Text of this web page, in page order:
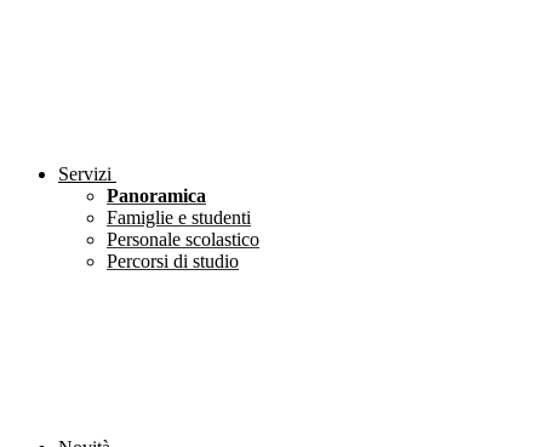
Servizi
Panoramica
Famiglie e studenti
Personale scolastico
Percorsi di studio